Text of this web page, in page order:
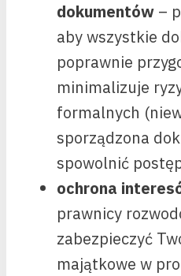
dokumentów –
aby wszystkie
poprawnie
minimalizuje
formalnych
sporządzona
spowolnić
ochrona
prawnicy
zabezpieczyć
majątkowe w